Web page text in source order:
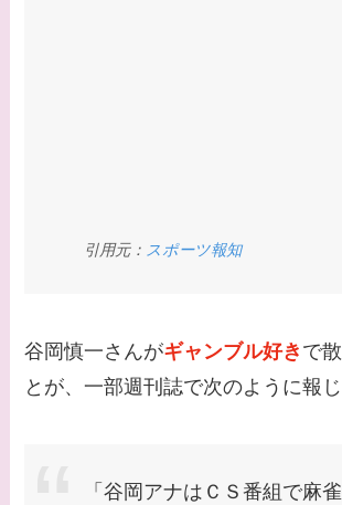
てる有
時代痩せ
てる女優
引用元： スポーツ報知
谷岡慎一さんがギャンブル好き で
とが、一部週刊誌で次のように報じ
「谷岡アナはＣＳ番組で麻